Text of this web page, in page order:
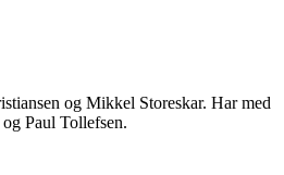
og Mikkel Storeskar. Har med
Paul Tollefsen.